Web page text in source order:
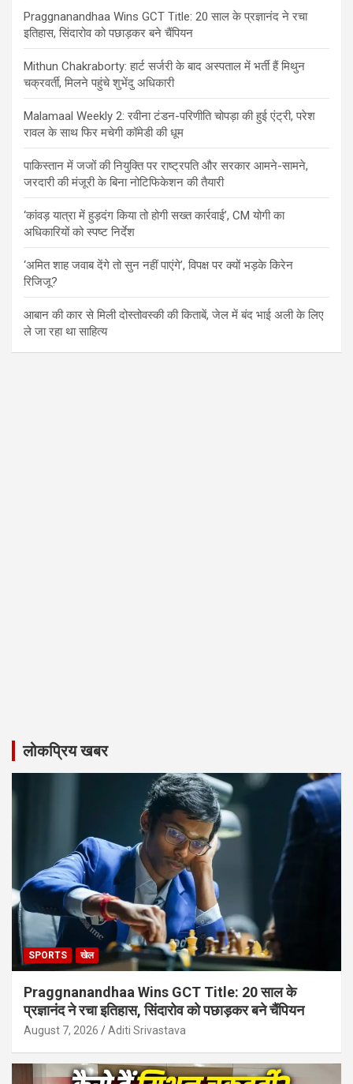
Praggnanandhaa Wins GCT Title: 20 साल के प्रज्ञानंद ने रचा
इतिहास, सिंदारोव को पछाड़कर बने चैंपियन
Mithun Chakraborty: हार्ट सर्जरी के बाद अस्पताल में भर्ती हैं मिथुन
चक्रवर्ती, मिलने पहुंचे शुभेंदु अधिकारी
Malamaal Weekly 2: रवीना टंडन-परिणीति चोपड़ा की हुई एंट्री, परेश
रावल के साथ फिर मचेगी कॉमेडी की धूम
पाकिस्तान में जजों की नियुक्ति पर राष्ट्रपति और सरकार आमने-सामने,
जरदारी की मंजूरी के बिना नोटिफिकेशन की तैयारी
‘कांवड़ यात्रा में हुड़दंग किया तो होगी सख्त कार्रवाई’, CM योगी का
अधिकारियों को स्पष्ट निर्देश
‘अमित शाह जवाब देंगे तो सुन नहीं पाएंगे’, विपक्ष पर क्यों भड़के किरेन
रिजिजू?
आबान की कार से मिली दोस्तोवस्की की किताबें, जेल में बंद भाई अली के लिए
ले जा रहा था साहित्य
लोकप्रिय खबर
SPORTS खेल
Praggnanandhaa Wins GCT Title: 20 साल के
प्रज्ञानंद ने रचा इतिहास, सिंदारोव को पछाड़कर बने चैंपियन
August 7, 2026 Aditi Srivastava